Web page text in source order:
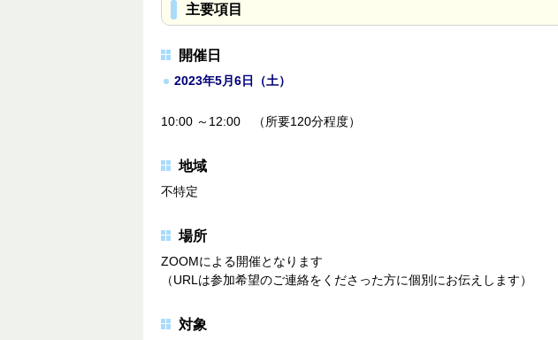
主要項目
開催日
2023年5月6日（土）
10:00 ～12:00 （所要120分程度）
地域
不特定
場所
ZOOMによる開催となります
（URLは参加希望のご連絡をくださった方に個別にお伝えします）
対象